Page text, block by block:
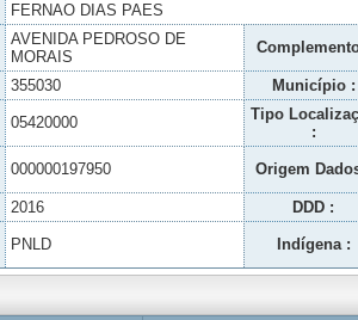
FERNAO DIAS PAES
AVENIDA PEDROSO DE
MORAIS
355030 Município :
05420000
Tipo
:
000000197950 Origem
2016 DDD :
PNLD Indígena :